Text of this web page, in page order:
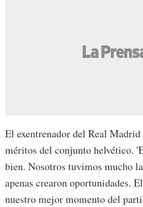
El exentrenador del Real
méritos del conjunto helvético.
bien. Nosotros tuvimos mucho
apenas crearon oportunidades.
nuestro mejor momento del